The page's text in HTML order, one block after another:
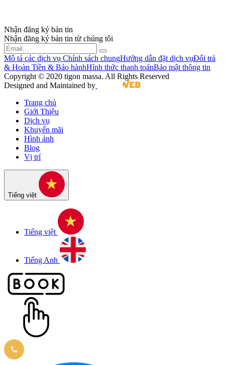
Nhận đăng ký bản tin
Nhận đăng ký bản tin từ chúng tôi
Mô tả các dịch vụ Chính sách chungHướng dẫn đặt dịch vụĐổi trả
& Hoàn Tiền & Bảo hànhHình thức thanh toánBảo mật thông tin
Copyright © 2020 tigon massa. All Rights Reserved
Designed and Maintained by
Trang chủ
Giới Thiệu
Dịch vụ
Khuyến mãi
Hình ảnh
Blog
Vị trí
Tiếng việt
Tiếng việt
Tiếng Anh